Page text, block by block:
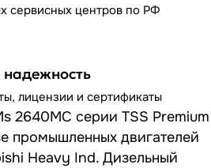
сервисных центров по РФ
надежность
лицензии и сертификаты
2640MC серии TSS Premium
промышленных двигателей
Heavy Ind. Дизельный